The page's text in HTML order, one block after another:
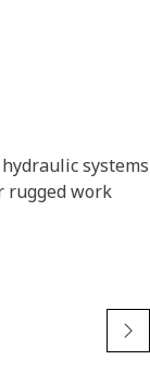
systems
rugged work
your local